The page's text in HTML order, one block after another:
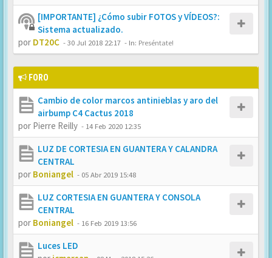
[IMPORTANTE] ¿Cómo subir FOTOS y VÍDEOS?:
Sistema actualizado.
por DT20C -30 Jul 2018 22:17 - In: Preséntate!
FORO
Cambio de color marcos antinieblas y aro del
airbump C4 Cactus 2018
por Pierre Reilly - 14 Feb 2020 12:35
LUZ DE CORTESIA EN GUANTERA Y CALANDRA
CENTRAL
por Boniangel - 05 Abr 2019 15:48
LUZ CORTESIA EN GUANTERA Y CONSOLA
CENTRAL
por Boniangel - 16 Feb 2019 13:56
Luces LED